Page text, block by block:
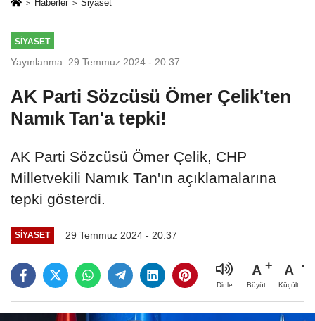
Haberler Siyaset
SIYASET
Yayınlanma: 29 Temmuz 2024 - 20:37
AK Parti Sözcüsü Ömer Çelik'ten
Namık Tan'a tepki!
AK Parti Sözcüsü Ömer Çelik, CHP
Milletvekili Namık Tan'ın açıklamalarına
tepki gösterdi.
SIYASET 29 Temmuz 2024 - 20:37
Dinle
A
Büyüt
A
Küçült